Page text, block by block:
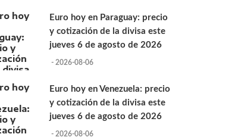
Euro hoy en Paraguay: precio
y cotización de la divisa este
jueves 6 de agosto de 2026
- 2026-08-06
Euro hoy en Venezuela: precio
y cotización de la divisa este
jueves 6 de agosto de 2026
- 2026-08-06